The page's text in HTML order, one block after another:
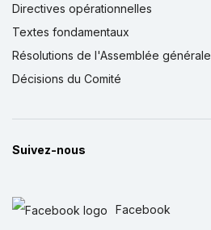
Directives opérationnelles
Textes fondamentaux
Résolutions de l'Assemblée générale
Décisions du Comité
Suivez-nous
Facebook